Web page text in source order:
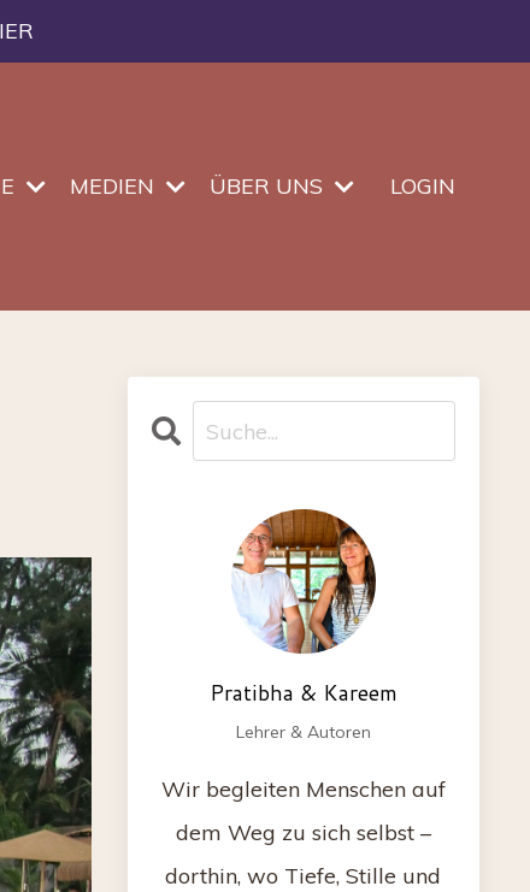
MEDIEN ÜBER UNS LOGIN
Pratibha & Kareem
Lehrer & Autoren
Wir begleiten Menschen auf
dem Weg zu sich selbst –
dorthin, wo Tiefe, Stille und